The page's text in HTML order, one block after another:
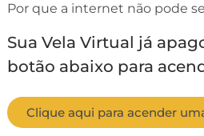
Por que a internet não pode
Sua Vela Virtual já
botão abaixo para
Clique aqui para acender